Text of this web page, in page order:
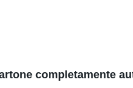
completamente